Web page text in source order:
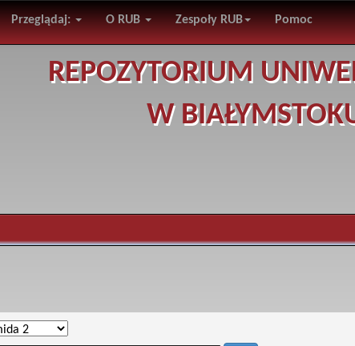
Przeglądaj: O RUB Zespoły RUB Pomoc
REPOZYTORIUM
W